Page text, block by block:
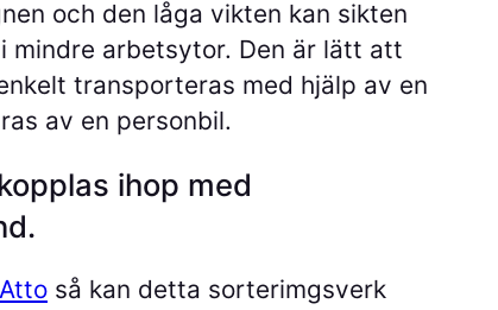
och den låga vikten kan sikten
mindre arbetsytor. Den är lätt att
transporteras med hjälp av en
av en personbil.
ihop med
så kan detta sorterimgsverk